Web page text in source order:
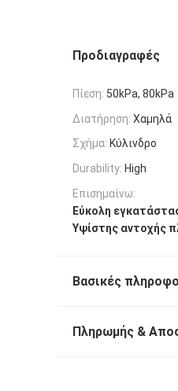
Προδιαγραφές
Πίεση: 50kPa, 80kPa
Διατήρηση: Χαμηλά
Σχήμα: Κύλινδρο
Durability: High
Επισημαίνω:
Εύκολη
Υψίστης αντοχής
Βασικές
Πληρωμής &